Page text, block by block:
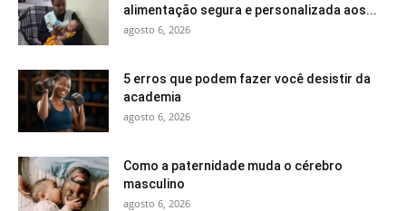
alimentação segura e personalizada aos...
agosto 6, 2026
5 erros que podem fazer você desistir da
academia
agosto 6, 2026
Como a paternidade muda o cérebro
masculino
agosto 6, 2026